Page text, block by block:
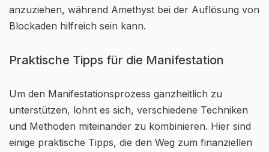
anzuziehen, während Amethyst bei der Auflösung von
Blockaden hilfreich sein kann.
Praktische Tipps für die Manifestation
Um den Manifestationsprozess ganzheitlich zu
unterstützen, lohnt es sich, verschiedene Techniken
und Methoden miteinander zu kombinieren. Hier sind
einige praktische Tipps, die den Weg zum finanziellen